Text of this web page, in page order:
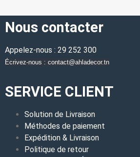
Nous contacter
Appelez-nous : 29 252 300
Écrivez-nous : contact@ahladecor.tn
SERVICE CLIENT
Solution de Livraison
Méthodes de paiement
Expédition & Livraison
Politique de retour